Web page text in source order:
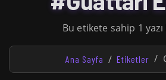
Bu etikete sahip 1
Ana Sayfa Etiketler